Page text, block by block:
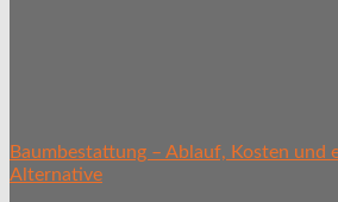
Baumbestattung – Ablauf, Kosten und
Alternative